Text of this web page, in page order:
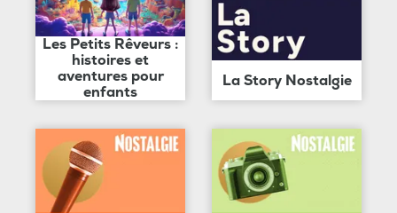
Les Petits Rêveurs :
histoires et
aventures pour
enfants
La Story Nostalgie